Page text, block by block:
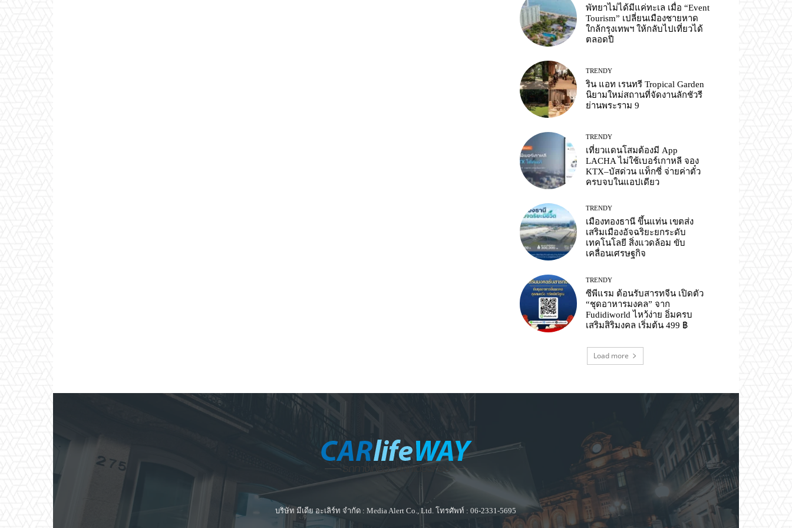
พัทยาไม่ได้มีแค่ทะเล เมื่อ “Event
Tourism” เปลี่ยนเมืองชายหาด
ใกล้กรุงเทพฯ ให้กลับไปเที่ยวได้
ตลอดปี
TRENDY
ริน แอท เรนทรี Tropical Garden
นิยามใหม่สถานที่จัดงานลักชัวรี
ย่านพระราม 9
TRENDY
เที่ยวแดนโสมต้องมี App
LACHA ไม่ใช้เบอร์เกาหลี จอง
KTX–บัสด่วน แท็กซี่ จ่ายค่าตั๋ว
ครบจบในแอปเดียว
TRENDY
เมืองทองธานี ขึ้นแท่น เขตส่ง
เสริมเมืองอัจฉริยะยกระดับ
เทคโนโลยี สิ่งแวดล้อม ขับ
เคลื่อนเศรษฐกิจ
TRENDY
ซีพีแรม ต้อนรับสารทจีน เปิดตัว
“ชุดอาหารมงคล” จาก
Fudidiworld ไหว้ง่าย อิ่มครบ
เสริมสิริมงคล เริ่มต้น 499 ฿
Load more
บริษัท มีเดีย อะเลิร์ท จำกัด : Media Alert Co., Ltd. โทรศัพท์ : 06-2331-5695